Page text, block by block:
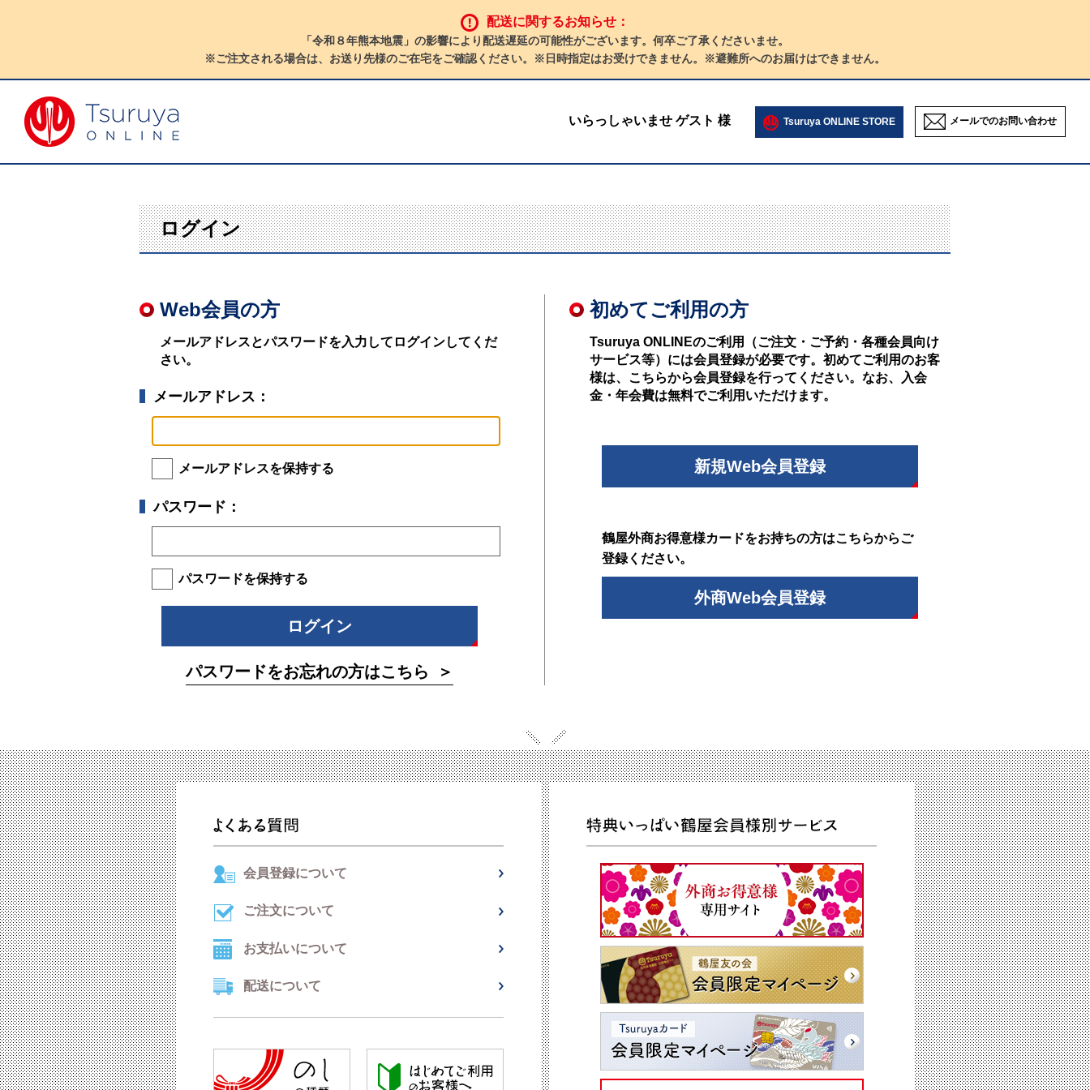
配送に関するお知らせ：
「令和８年熊本地震」の影響により配送遅延の可能性がございます。何卒ご了承くださいませ。
※ご注文される場合は、お送り先様のご在宅をご確認ください。※日時指定はお受けできません。※避難所へのお届けはできません。
いらっしゃいませ ゲスト 様 Tsuruya ONLINE STORE メールでのお問い合わせ
ログイン
Web会員の方
メールアドレスとパスワードを入力してログインしてくだ
さい。
メールアドレス：
メールアドレスを保持する
パスワード：
パスワードを保持する
パスワードをお忘れの方はこちら
初めてご利用の方
Tsuruya ONLINEのご利用（ご注文・ご予約・各種会員向け
サービス等）には会員登録が必要です。初めてご利用のお客
様は、こちらから会員登録を行ってください。なお、入会
金・年会費は無料でご利用いただけます。
新規Web会員登録
鶴屋外商お得意様カードをお持ちの方はこちらからご
登録ください。
外商Web会員登録
会員登録について
ご注文について
お支払いについて
配送について